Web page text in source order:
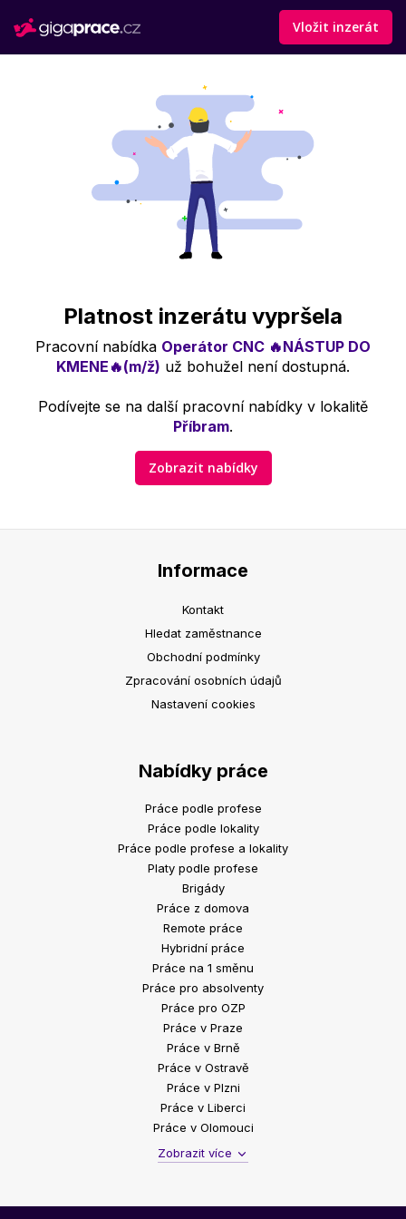
Vložit inzerát
Platnost inzerátu vypršela
Pracovní nabídka Operátor CNC 🔥NÁSTUP DO
KMENE🔥(m/ž) už bohužel není dostupná.
Podívejte se na další pracovní nabídky v lokalitě
Příbram.
Zobrazit nabídky
Informace
Kontakt
Hledat zaměstnance
Obchodní podmínky
Zpracování osobních údajů
Nastavení cookies
Nabídky práce
Práce podle profese
Práce podle lokality
Práce podle profese a lokality
Platy podle profese
Brigády
Práce z domova
Remote práce
Hybridní práce
Práce na 1 směnu
Práce pro absolventy
Práce pro OZP
Práce v Praze
Práce v Brně
Práce v Ostravě
Práce v Plzni
Práce v Liberci
Práce v Olomouci
Zobrazit více